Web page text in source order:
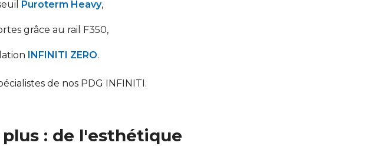
Puroterm Heavy,
grâce au rail F350,
INFINITI ZERO.
de nos PDG INFINITI.
: de l'esthétique